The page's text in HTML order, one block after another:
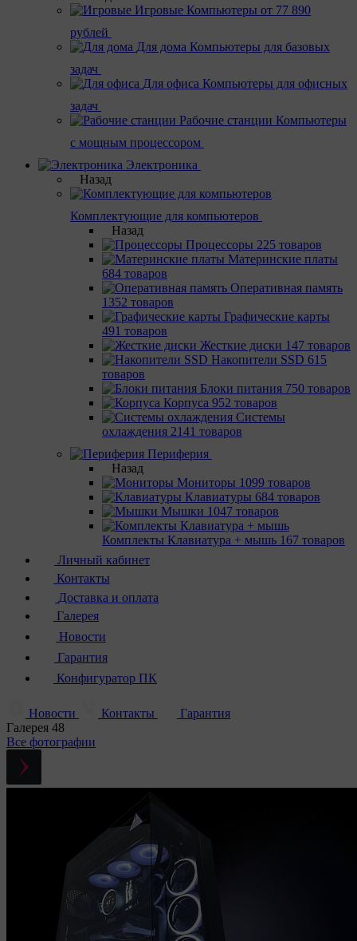
Игровые Компьютеры от 77 890
рублей
Для дома Компьютеры для базовых
задач
Для офиса Компьютеры для офисных
задач
Рабочие станции Компьютеры
с мощным процессором
Электроника
Назад
Комплектующие для компьютеров
Назад
Процессоры 225 товаров
Материнcкие платы
684 товаров
Оперативная память
1352 товаров
Графические карты
491 товаров
Жесткие диски 147 товаров
Накопители SSD 615
товаров
Блоки питания 750 товаров
Корпуса 952 товаров
Системы
охлаждения 2141 товаров
Периферия
Назад
Мониторы 1099 товаров
Клавиатуры 684 товаров
Мышки 1047 товаров
Комплекты Клавиатура + мышь 167 товаров
Личный кабинет
Контакты
Доставка и оплата
Галерея
Новости
Гарантия
Конфигуратор ПК
Новости Контакты
Гарантия
Галерея 48
Все фотографии